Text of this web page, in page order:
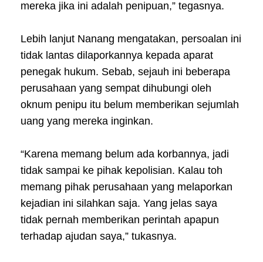
mereka jika ini adalah penipuan,” tegasnya.
Lebih lanjut Nanang mengatakan, persoalan ini
tidak lantas dilaporkannya kepada aparat
penegak hukum. Sebab, sejauh ini beberapa
perusahaan yang sempat dihubungi oleh
oknum penipu itu belum memberikan sejumlah
uang yang mereka inginkan.
“Karena memang belum ada korbannya, jadi
tidak sampai ke pihak kepolisian. Kalau toh
memang pihak perusahaan yang melaporkan
kejadian ini silahkan saja. Yang jelas saya
tidak pernah memberikan perintah apapun
terhadap ajudan saya,” tukasnya.